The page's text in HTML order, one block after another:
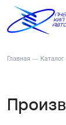
Главная — Каталог